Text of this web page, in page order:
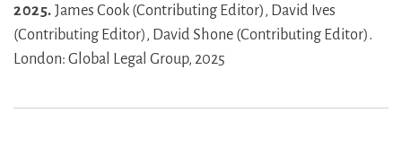
2025. James Cook (Contributing Editor), David Ives
(Contributing Editor), David Shone (Contributing Editor).
London: Global Legal Group, 2025